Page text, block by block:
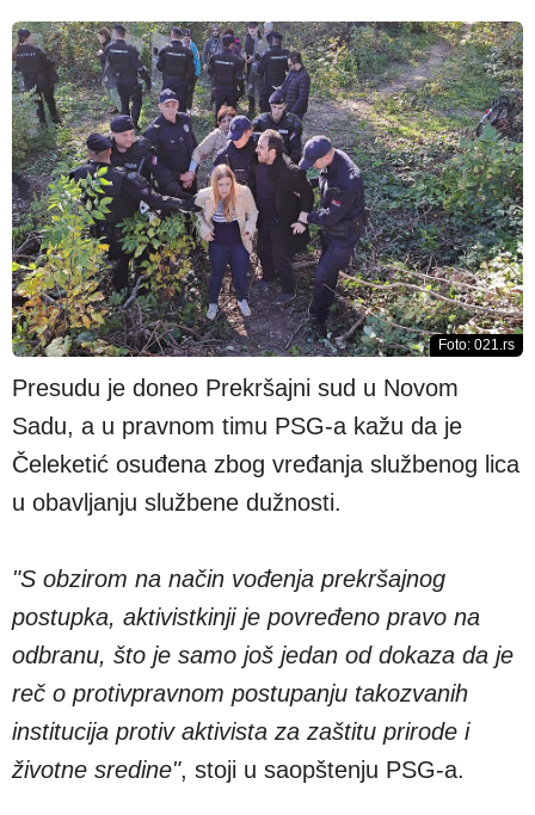
Foto: 021.rs
Presudu je doneo Prekršajni sud u Novom
Sadu, a u pravnom timu PSG-a kažu da je
Čeleketić osuđena zbog vređanja službenog lica
u obavljanju službene dužnosti.
"S obzirom na način vođenja prekršajnog
postupka, aktivistkinji je povređeno pravo na
odbranu, što je samo još jedan od dokaza da je
reč o protivpravnom postupanju takozvanih
institucija protiv aktivista za zaštitu prirode i
životne sredine", stoji u saopštenju PSG-a.